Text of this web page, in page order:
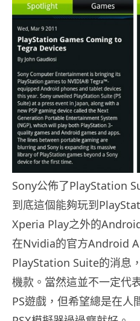
Sony公佈了PlayStation
到底這個能夠玩到
Xperia Play之外的
在Nvidia的官方Android
PlayStation Suite的消息
機款。當然這並不一定代
PS遊戲，但希望總是在人